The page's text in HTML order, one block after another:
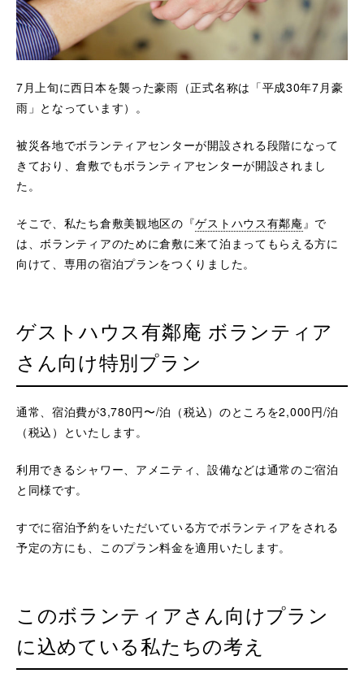
7月上旬に西日本を襲った豪雨（正式名称は「平成30年7月豪
雨」となっています）。
被災各地でボランティアセンターが開設される段階になって
きており、倉敷でもボランティアセンターが開設されまし
た。
そこで、私たち倉敷美観地区の『ゲストハウス有鄰庵』で
は、ボランティアのために倉敷に来て泊まってもらえる方に
向けて、専用の宿泊プランをつくりました。
ゲストハウス有鄰庵 ボランティア
さん向け特別プラン
通常、宿泊費が3,780円〜/泊（税込）のところを2,000円/泊
（税込）といたします。
利用できるシャワー、アメニティ、設備などは通常のご宿泊
と同様です。
すでに宿泊予約をいただいている方でボランティアをされる
予定の方にも、このプラン料金を適用いたします。
このボランティアさん向けプラン
に込めている私たちの考え